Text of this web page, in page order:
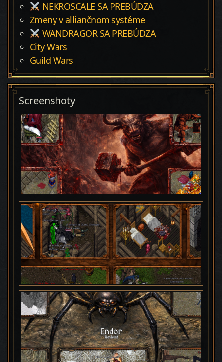
NEKROSCALE SA PREBÚDZA
Zmeny v alliančnom systéme
WANDRAGOR SA PREBÚDZA
City Wars
Guild Wars
Screenshoty